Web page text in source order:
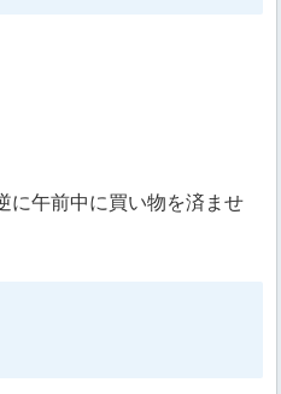
に午前中に買い物を済ませ